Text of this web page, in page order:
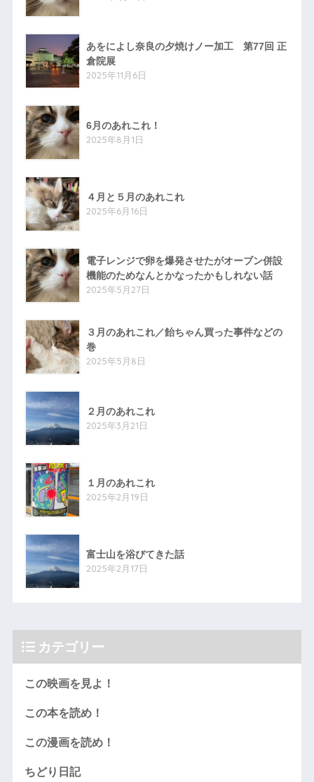
あをによし奈良の夕焼けノー加工 第77回 正
倉院展
2025年11月6日
6月のあれこれ！
2025年8月1日
４月と５月のあれこれ
2025年6月16日
電子レンジで卵を爆発させたがオーブン併設
機能のためなんとかなったかもしれない話
2025年5月27日
３月のあれこれ／飴ちゃん買った事件などの
巻
2025年5月8日
２月のあれこれ
2025年3月21日
１月のあれこれ
2025年2月19日
富士山を浴びてきた話
2025年2月17日
カテゴリー
この映画を見よ！
この本を読め！
この漫画を読め！
ちどり日記